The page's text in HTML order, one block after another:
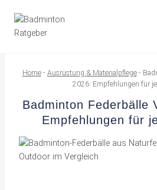
Inhalt
springen
Home- Ausrüstung & Materialpflege-
2026: Empfehlungen für
Badminton Federbälle
Empfehlungen für